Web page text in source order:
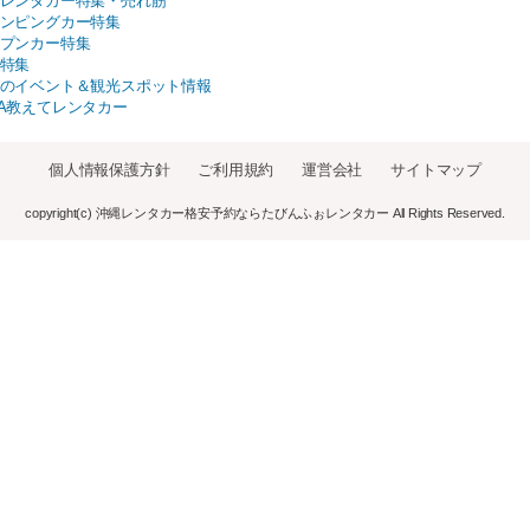
ピングカー特集
ンカー特集
集
イベント＆観光スポット情報
教えてレンタカー
個人情報保護方針 ご利用規約 運営会社 サイトマップ
copyright(c) 沖縄レンタカー格安予約ならたびんふぉレンタカー All Rights Reserved.